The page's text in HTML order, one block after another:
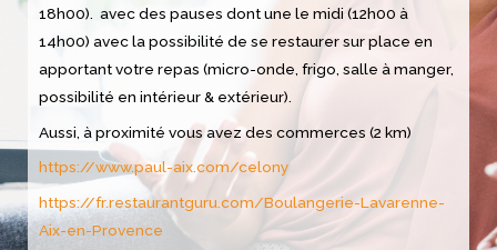
18h00). avec des pauses dont une le midi (12h00 à
14h00) avec la possibilité de se restaurer sur place en
apportant votre repas (micro-onde, frigo, salle à manger,
possibilité en intérieur & extérieur).
Aussi, à proximité vous avez des commerces (2 km)
https://www.paul-aix.com/celony
https://fr.restaurantguru.com/Boulangerie-Lavarenne-
Aix-en-Provence